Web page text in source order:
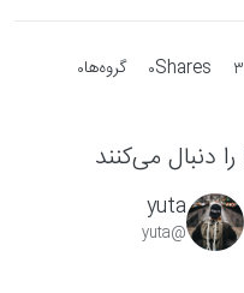
3
Shares
0 گروه‌ها0
yuta
@yuta